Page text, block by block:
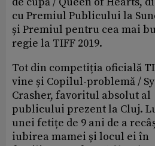
cu Premiul Publicului la
și Premiul pentru cea mai
regie la TIFF 2019.
Tot din competiția oficială
vine și Copilul-problemă /
Crasher, favoritul absolut al
publicului prezent la Cluj.
unei fetițe de 9 ani de a
iubirea mamei și locul ei în